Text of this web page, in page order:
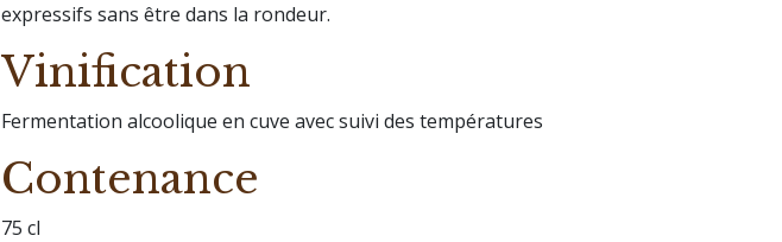
expressifs sans être dans la rondeur.
Vinification
Fermentation alcoolique en cuve avec suivi des températures
Contenance
75 cl